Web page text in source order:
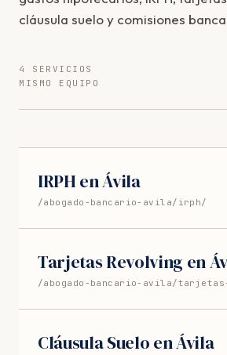
cláusula suelo y comisiones
4 SERVICIOS
MISMO EQUIPO
IRPH en Ávila
/abogado-bancario-avila/irph/
Tarjetas Revolving en
/abogado-bancario-avila/
Cláusula Suelo en Ávila